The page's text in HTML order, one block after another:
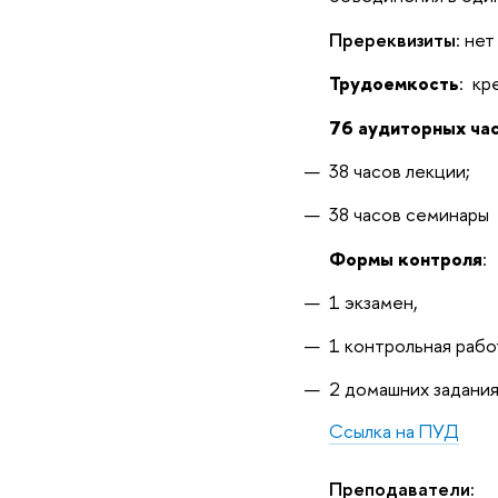
Пререквизиты: нет
Трудоемкость:
76 аудиторных
38 часов лекции;
38 часов семинары
Формы контроля:
1 экзамен,
1 контрольная
2 домашних задания
Ссылка на ПУД
Преподаватели: